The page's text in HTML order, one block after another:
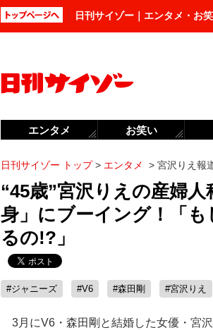
日刊サイゾー｜エンタメ・お
日刊サイゾー トップ> エンタメ > 宮沢りえ報
“45歳”宮沢りえの産婦
身」にブーイング！「
るの!?」
#ジャニーズ #V6 #森田剛 #宮沢りえ
3月にV6・森田剛と結婚した女優・宮
エンタメ お笑い